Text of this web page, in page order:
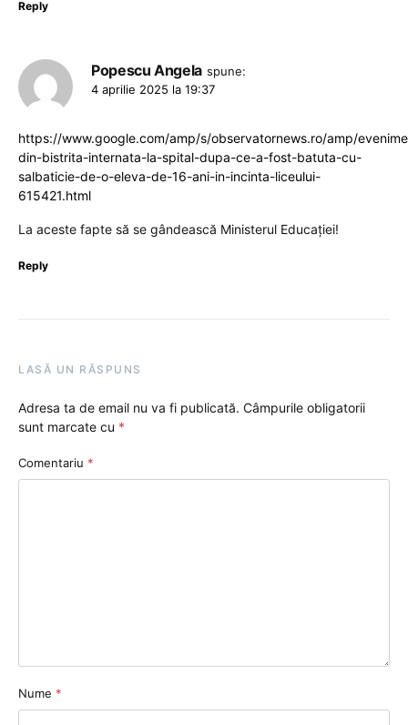
Reply
Popescu Angela spune:
4 aprilie 2025 la 19:37
https://www.google.com/amp/s/observatornews.ro/amp/
din-bistrita-internata-la-spital-dupa-ce-a-fost-batuta-cu-
salbaticie-de-o-eleva-de-16-ani-in-incinta-liceului-
615421.html
La aceste fapte să se gândească Ministerul Educației!
Reply
LASĂ UN RĂSPUNS
Adresa ta de email nu va fi publicată. Câmpurile obligatorii
sunt marcate cu *
Comentariu *
Nume *